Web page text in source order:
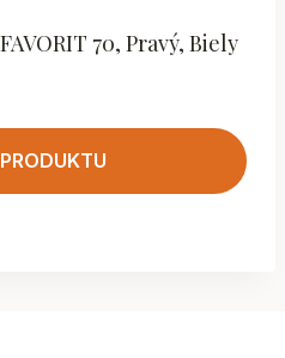
70, Pravý, Biely